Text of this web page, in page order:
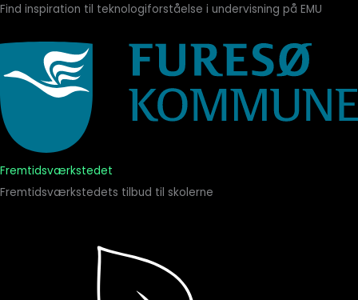
Find inspiration til teknologiforståelse i undervisning på EMU
Fremtidsværkstedet
Fremtidsværkstedets tilbud til skolerne